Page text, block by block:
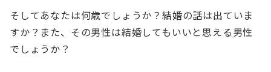
そしてあなたは何歳でしょうか？結婚の話は出ていま
すか？また、その男性は結婚してもいいと思える男性
でしょうか？